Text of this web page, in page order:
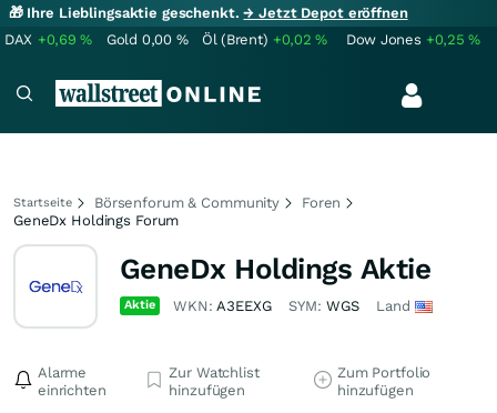
🎁 Ihre Lieblingsaktie geschenkt.→ Jetzt Depot eröffnen
DAX +0,69% Gold 0,00 % Öl (Brent) +0,02% Dow Jones +0,25%
Startseite Börsenforum & Community
Foren
GeneDx Holdings Forum
GeneDx Holdings Aktie
Aktie WKN:A3EEXG SYM: WGS Land
Alarme
einrichten
Zur Watchlist
hinzufügen
Zum Portfolio
hinzufügen